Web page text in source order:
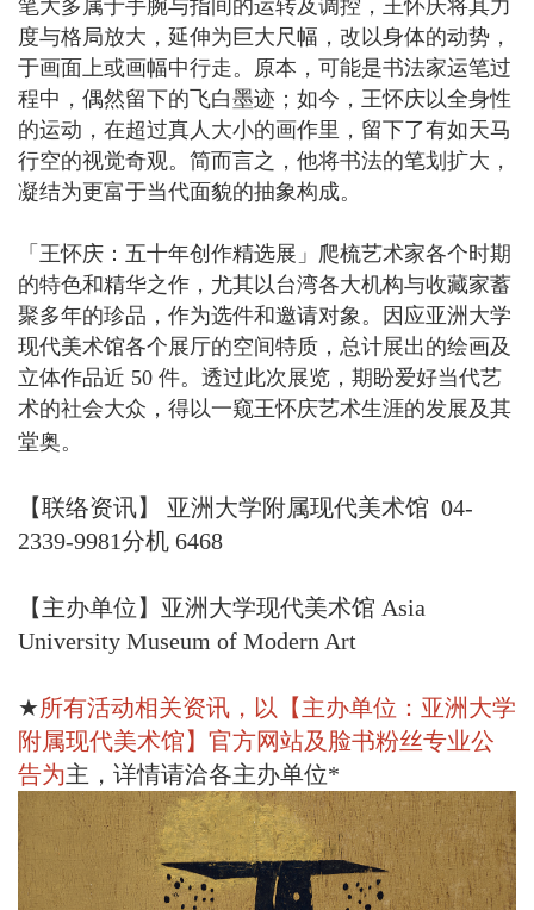
笔大多属于手腕与指间的运转及调控，王怀庆将其力
度与格局放大，延伸为巨大尺幅，改以身体的动势，
于画面上或画幅中行走。原本，可能是书法家运笔过
程中，偶然留下的飞白墨迹；如今，王怀庆以全身性
的运动，在超过真人大小的画作里，留下了有如天马
行空的视觉奇观。简而言之，他将书法的笔划扩大，
凝结为更富于当代面貌的抽象构成。
「王怀庆：五十年创作精选展」爬梳艺术家各个时期
的特色和精华之作，尤其以台湾各大机构与收藏家蓄
聚多年的珍品，作为选件和邀请对象。因应亚洲大学
现代美术馆各个展厅的空间特质，总计展出的绘画及
立体作品近 50 件。透过此次展览，期盼爱好当代艺
术的社会大众，得以一窥王怀庆艺术生涯的发展及其
堂奥。
【联络资讯】 亚洲大学附属现代美术馆 04-
2339-9981分机 6468
【主办单位】 亚洲大学现代美术馆 Asia
University Museum of Modern Art
★所有活动相关资讯，以【主办单位： 亚洲大学
附属现代美术馆】 官方网站及脸书粉丝专业公
告为主 ，详情请洽各主办单位*